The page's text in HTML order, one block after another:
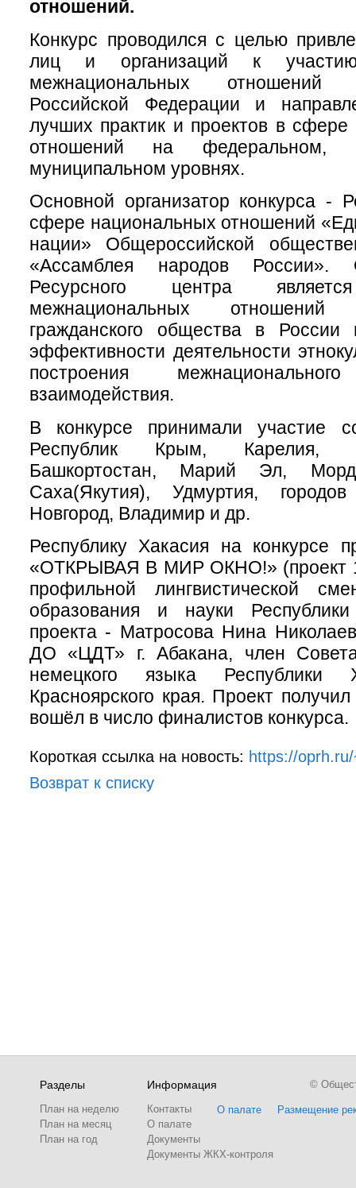
отношений.
Конкурс проводился с целью
лиц и организаций к
межнациональных отношений
Российской Федерации и
лучших практик и проектов в
отношений на федеральном,
муниципальном уровнях.
Основной организатор конкурса -
сфере национальных отношений
нации» Общероссийской
«Ассамблея народов России».
Ресурсного центра
межнациональных
гражданского общества в
эффективности деятельности
построения
взаимодействия.
В конкурсе принимали участие
Республик Крым, Карелия,
Башкортостан, Марий Эл,
Саха(Якутия), Удмуртия, городов
Новгород, Владимир и др.
Республику Хакасия на конкурсе
«ОТКРЫВАЯ В МИР ОКНО!» (проект 1
профильной лингвистической
образования и науки
проекта - Матросова Нина
ДО «ЦДТ» г. Абакана, член
немецкого языка
Красноярского края. Проект
вошёл в число финалистов конкурса.
Короткая ссылка на новость: https://
Возврат к списку
Разделы
План на неделю
План на месяц
План на год
Информация
Контакты
О палате
Документы
Документы ЖКХ-контроля
О палате Размещение
©